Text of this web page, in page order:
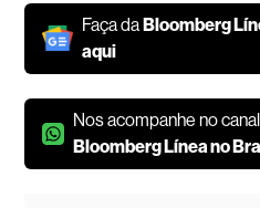
Faça daBloomberg
aqui
Nos acompanhe no
Bloomberg Línea no